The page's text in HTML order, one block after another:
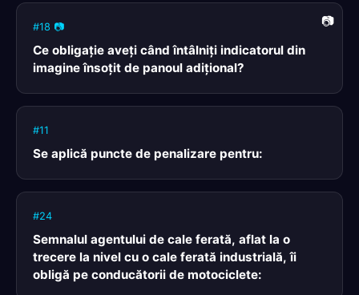
#18 📷
Ce obligaţie aveţi când întâlniţi indicatorul din
imagine însoţit de panoul adiţional?
#11
Se aplică puncte de penalizare pentru:
#24
Semnalul agentului de cale ferată, aflat la o
trecere la nivel cu o cale ferată industrială, îi
obligă pe conducătorii de motociclete: